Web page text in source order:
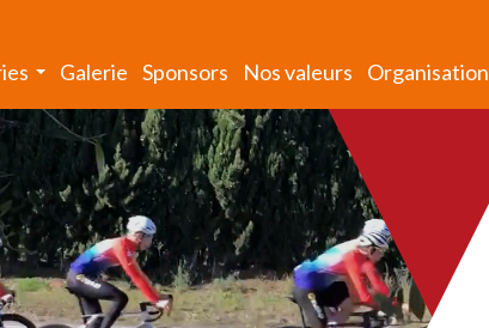
Galerie Sponsors Nos valeurs Organisation